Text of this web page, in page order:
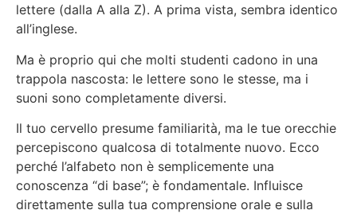
lettere (dalla A alla Z). A prima vista, sembra identico
all’inglese.
Ma è proprio qui che molti studenti cadono in una
trappola nascosta: le lettere sono le stesse, ma i
suoni sono completamente diversi.
Il tuo cervello presume familiarità, ma le tue orecchie
percepiscono qualcosa di totalmente nuovo. Ecco
perché l’alfabeto non è semplicemente una
conoscenza “di base”; è fondamentale. Influisce
direttamente sulla tua comprensione orale e sulla